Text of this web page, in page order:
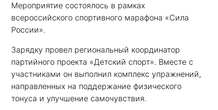
Мероприятие состоялось в рамках
всероссийского спортивного марафона «Сила
России».
Зарядку провел региональный координатор
партийного проекта «Детский спорт». Вместе с
участниками он выполнил комплекс упражнений,
направленных на поддержание физического
тонуса и улучшение самочувствия.